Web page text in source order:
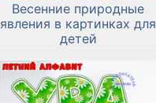
Весенние природные
явления в картинках для
детей